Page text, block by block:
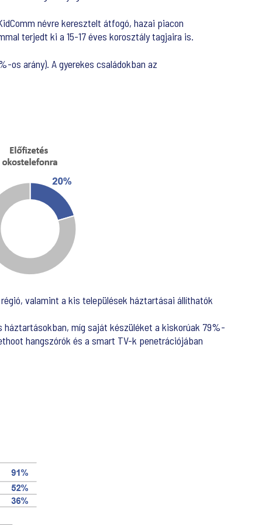
névre keresztelt átfogó, hazai piacon
terjedt ki a 15-17 éves korosztály tagjaira is.
os arány). A gyerekes családokban az
valamint a kis települések háztartásai állíthatók
míg saját készüléket a kiskorúak 79%-
hangszórók és a smart TV-k penetrációjában